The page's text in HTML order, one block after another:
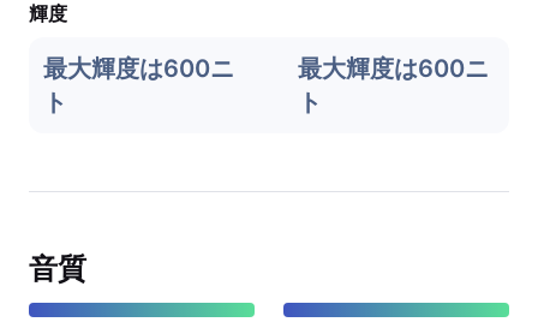
輝度
最大輝度は600ニ
ト
最大輝度は600ニ
ト
音質